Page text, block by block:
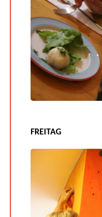
FREITAG